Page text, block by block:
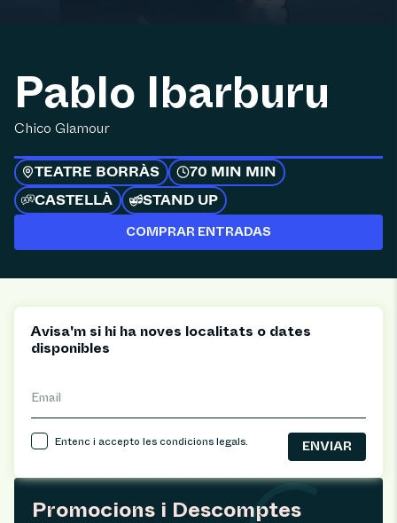
Pablo Ibarburu
Chico Glamour
TEATRE BORRÀS
70 MIN MIN
CASTELLÀ
STAND UP
COMPRAR ENTRADAS
Promocions i Descomptes
Avisa'm si hi ha noves localitats o dates
disponibles
Email
Entenc i accepto lescondicions legals